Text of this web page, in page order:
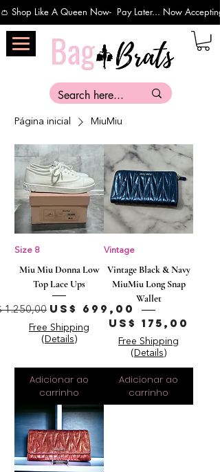
👛 Shop Like A Queen Now-  Pay Later... Now
Página inicial MiuMiu
Size 8
Miu Miu Donna Low
Top Lace Ups
normal
1.250,00 Preço promocional
US$ 699,00
Free Shipping
(Details)
Adicionar ao
carrinho
Vintage
Vintage Black & Navy
MiuMiu Long Snap
Wallet
Preço
US$ 175,00
Free Shipping
(Details)
Adicionar ao
carrinho